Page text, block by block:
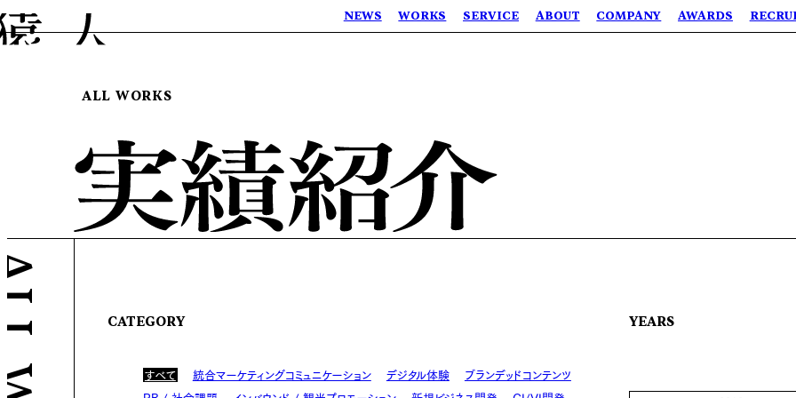
NEWS WORKS SERVICE ABOUT COMPANY AWARDS
ALL WORKS
CATEGORY
すべて 統合マーケティングコミュニケーション デジタル体験
ブランデッドコンテンツ
YEARS